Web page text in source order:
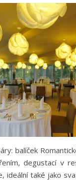
balíček
degustací v
ideální také jako